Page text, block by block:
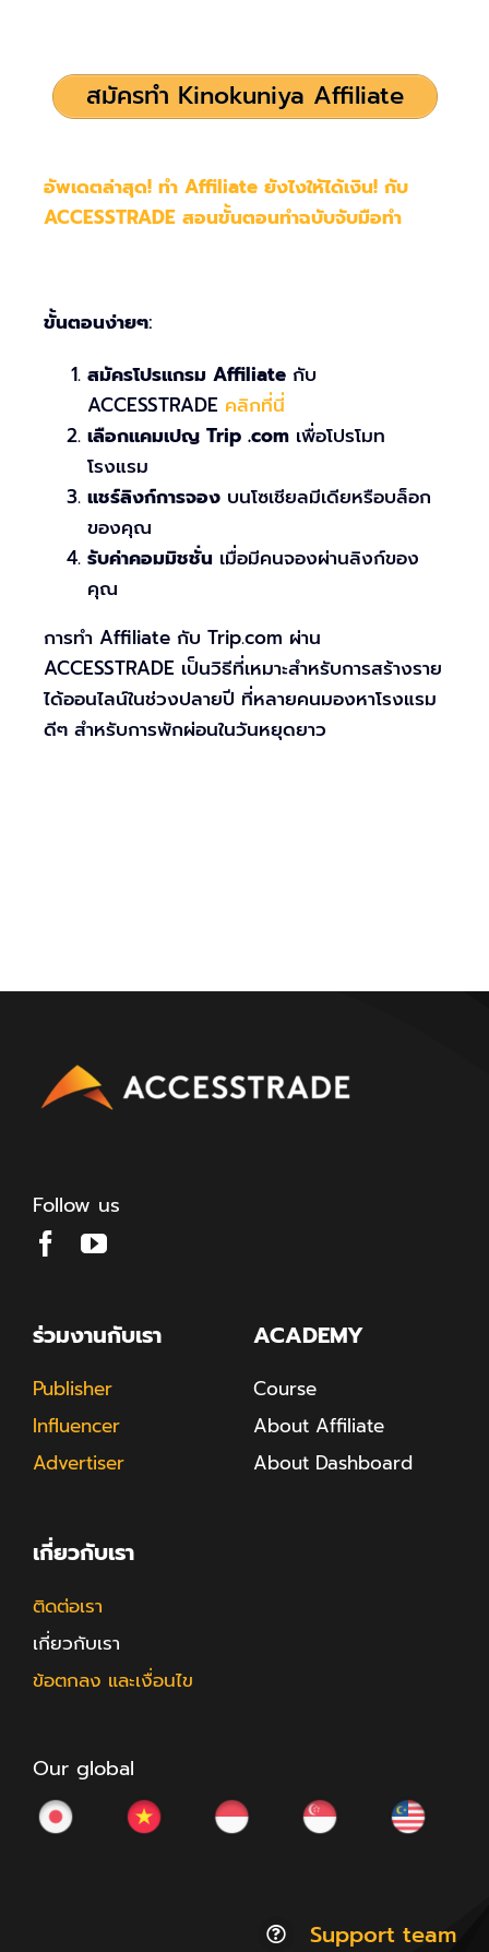
สมัครทำ Kinokuniya Affiliate
อัพเดตล่าสุด! ทำ Affiliate ยังไงให้ได้เงิน! กับ
ACCESSTRADE สอนขั้นตอนทำฉบับจับมือทำ
ขั้นตอนง่ายๆ:
สมัครโปรแกรม Affiliate กับ
ACCESSTRADE คลิกที่นี่
เลือกแคมเปญ Trip .com เพื่อโปรโมท
โรงแรม
แชร์ลิงก์การจอง บนโซเชียลมีเดียหรือบล็อก
ของคุณ
รับค่าคอมมิชชั่น เมื่อมีคนจองผ่านลิงก์ของ
คุณ
การทำ Affiliate กับ Trip.com ผ่าน
ACCESSTRADE เป็นวิธีที่เหมาะสำหรับการสร้างราย
ได้ออนไลน์ในช่วงปลายปี ที่หลายคนมองหาโรงแรม
ดีๆ สำหรับการพักผ่อนในวันหยุดยาว
Follow us
ร่วมงานกับเรา
Publisher
Influencer
Advertiser
ACADEMY
Course
About Affiliate
About Dashboard
เกี่ยวกับเรา
ติดต่อเรา
เกี่ยวกับเรา
ข้อตกลง และเงื่อนไข
Our global
Support team